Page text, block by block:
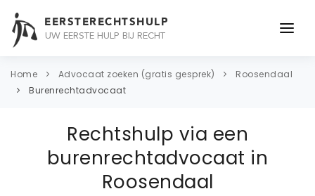
EERSTERECHTSHULP
UW EERSTE HULP BIJ RECHT
ONDERWERPEN
ADVOCAAT
OVER ONS
Home Advocaat zoeken (gratis gesprek)
Roosendaal
Burenrechtadvocaat
Rechtshulp via een
burenrechtadvocaat in
Roosendaal